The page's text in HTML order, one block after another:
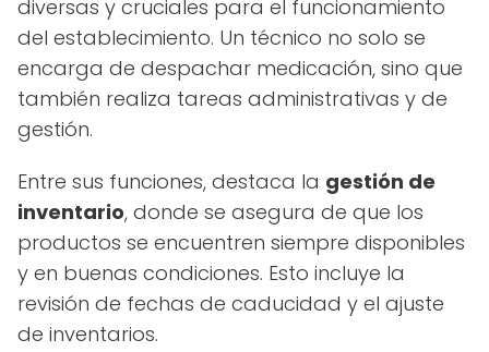
diversas y cruciales para el funcionamiento
del establecimiento. Un técnico no solo se
encarga de despachar medicación, sino que
también realiza tareas administrativas y de
gestión.
Entre sus funciones, destaca la gestión de
inventario, donde se asegura de que los
productos se encuentren siempre disponibles
y en buenas condiciones. Esto incluye la
revisión de fechas de caducidad y el ajuste
de inventarios.